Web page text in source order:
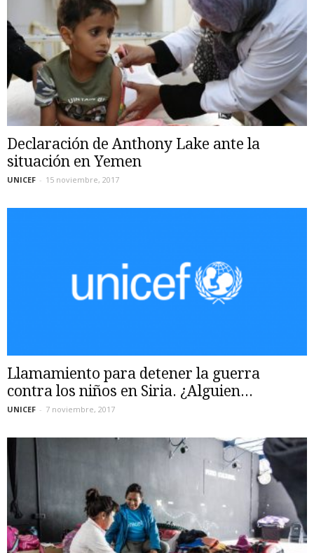
Declaración de Anthony Lake ante la
situación en Yemen
UNICEF - 15 noviembre, 2017
Llamamiento para detener la guerra
contra los niños en Siria. ¿Alguien...
UNICEF - 7 noviembre, 2017